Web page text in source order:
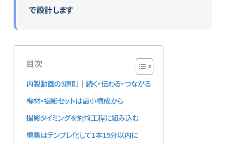
で設計します
目次
内製動画の3原則｜続く・伝わる・つながる
機材・撮影セットは最小構成から
撮影タイミングを施術工程に組み込む
編集はテンプレ化して1本15分以内に